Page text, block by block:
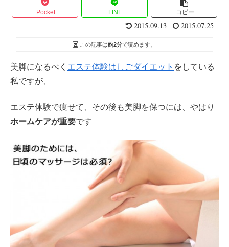
Pocket LINE コピー
2015.09.13 2015.07.25
この記事は約2分で読めます。
美脚になるべく エステ体験はしごダイエット をしている
私ですが、
エステ体験で痩せて、その後も美脚を保つには、やはり
ホームケアが重要です